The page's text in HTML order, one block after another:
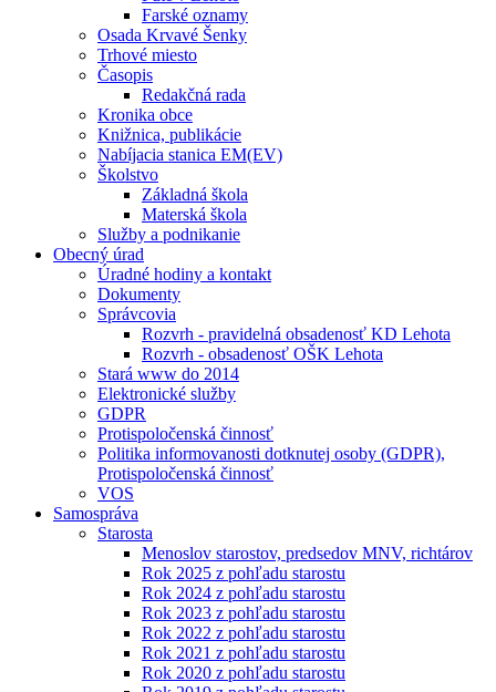
Farské oznamy
Osada Krvavé Šenky
Trhové miesto
Časopis
Redakčná rada
Kronika obce
Knižnica, publikácie
Nabíjacia stanica EM(EV)
Školstvo
Základná škola
Materská škola
Služby a podnikanie
Obecný úrad
Úradné hodiny a kontakt
Dokumenty
Správcovia
Rozvrh - pravidelná obsadenosť KD Lehota
Rozvrh - obsadenosť OŠK Lehota
Stará www do 2014
Elektronické služby
GDPR
Protispoločenská činnosť
Politika informovanosti dotknutej osoby (GDPR),
Protispoločenská činnosť
VOS
Samospráva
Starosta
Menoslov starostov, predsedov MNV, richtárov
Rok 2025 z pohľadu starostu
Rok 2024 z pohľadu starostu
Rok 2023 z pohľadu starostu
Rok 2022 z pohľadu starostu
Rok 2021 z pohľadu starostu
Rok 2020 z pohľadu starostu